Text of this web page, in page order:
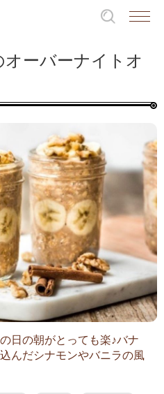
ーバーナイトオ
日の朝がとっても楽♪バナ
んだシナモンやバニラの風